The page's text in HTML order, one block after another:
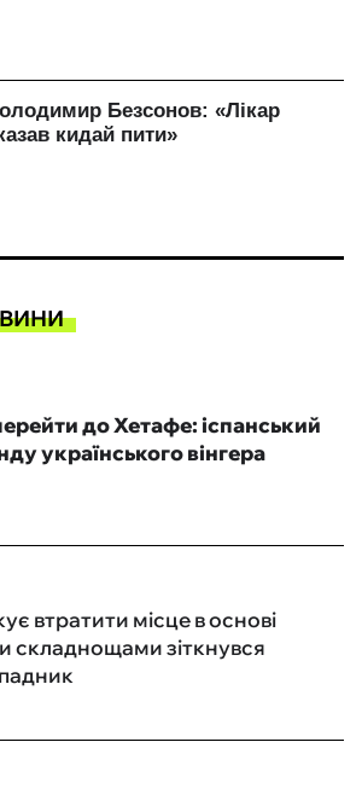
до Хетафе: іспанський
українського вінгера
втратити місце в основі
складнощами зіткнувся